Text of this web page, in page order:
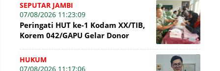
SEPUTAR JAMBI
07/08/2026 11:23:09
Peringati HUT ke-1 Kodam XX/TIB,
Korem 042/GAPU Gelar Donor
HUKUM
07/08/2026 11:17:06